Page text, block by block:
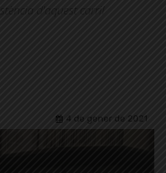
d'aquest carril
4 de gener de 2021